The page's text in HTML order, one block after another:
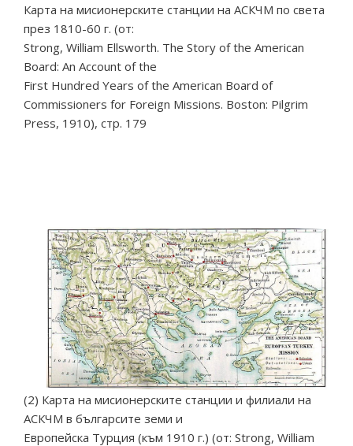
Карта на мисионерските станции на АСКЧМ по света
през 1810-60 г. (от:
Strong, William Ellsworth. The Story of the American
Board: An Account of the
First Hundred Years of the American Board of
Commissioners for Foreign Missions. Boston: Pilgrim
Press, 1910), стр. 179
(2) Карта на мисионерските станции и филиали на
АСКЧМ в българсите земи и
Европейска Турция (към 1910 г.) (от: Strong, William